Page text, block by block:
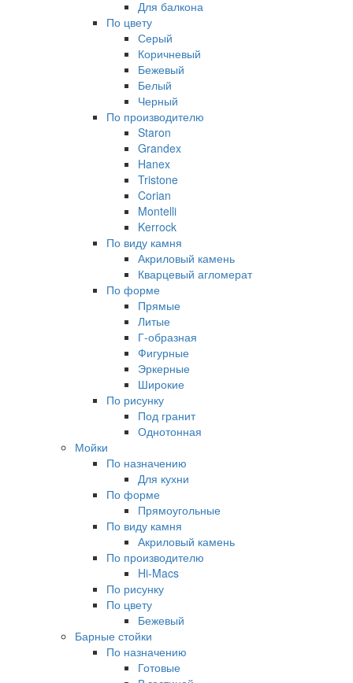
Для балкона
По цвету
Серый
Коричневый
Бежевый
Белый
Черный
По производителю
Staron
Grandex
Hanex
Tristone
Corian
Montelli
Kerrock
По виду камня
Акриловый камень
Кварцевый агломерат
По форме
Прямые
Литые
Г-образная
Фигурные
Эркерные
Широкие
По рисунку
Под гранит
Однотонная
Мойки
По назначению
Для кухни
По форме
Прямоугольные
По виду камня
Акриловый камень
По производителю
Hi-Macs
По рисунку
По цвету
Бежевый
Барные стойки
По назначению
Готовые